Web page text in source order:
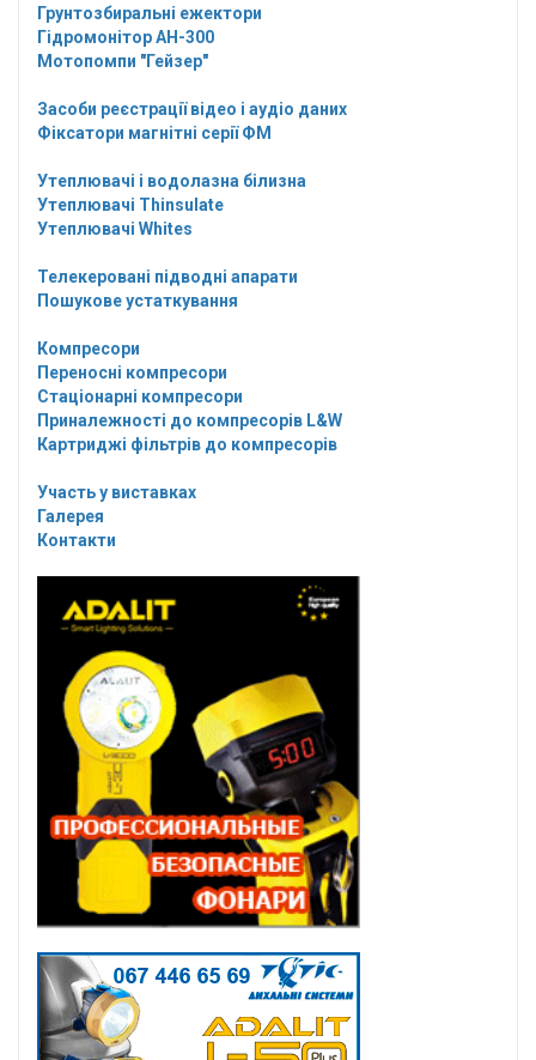
Грунтозбиральні ежектори
Гідромонітор АН-300
Мотопомпи "Гейзер"
Засоби реєстрації відео і аудіо даних
Фіксатори магнітні серії ФМ
Утеплювачі і водолазна білизна
Утеплювачі Thinsulate
Утеплювачі Whites
Телекеровані підводні апарати
Пошукове устаткування
Компресори
Переносні компресори
Стаціонарні компресори
Приналежності до компресорів L&W
Картриджі фільтрів до компресорів
Участь у виставках
Галерея
Контакти